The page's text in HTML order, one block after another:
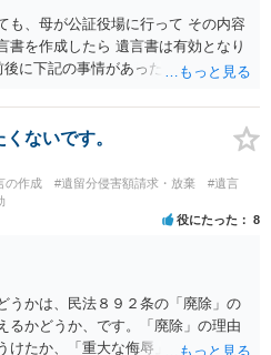
も、母が公証役場に行って その内容
書を作成したら 遺言書は有効となり
に下記の事情があったことが証明で
第一声は「ここにいたら殺される」
くと「面会は出来ない。俺は携帯電
る」「母の話は聞かなくて良い」と
でも「食事に毒が入っている」「体
かしかったです。 当時の診療記
取得して 弁護士に面談で相談された
ないです。
の作成 #遺留分侵害額請求・放棄
#遺言
役にたった 8
うかは、民法８９２条の「廃除」の
るかどうか、です。「廃除」の理由
けたか、「重大な侮辱」を受けた